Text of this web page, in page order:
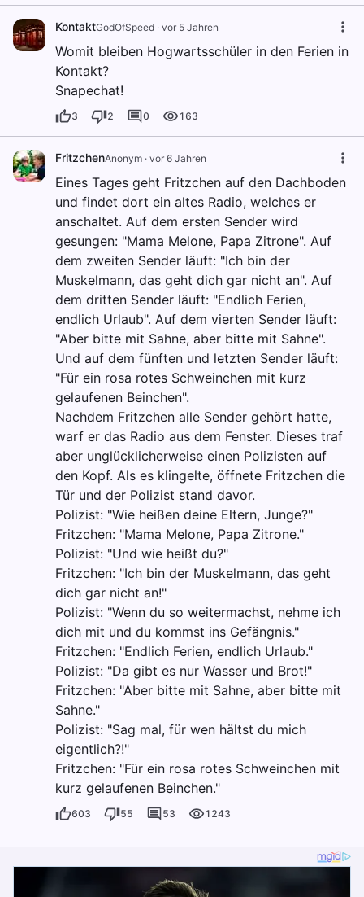
KontaktGodOfSpeed · vor 5 Jahren
Womit bleiben Hogwartsschüler in den Ferien in
Kontakt?
Snapechat!
3 2 0 163
FritzchenAnonym · vor 6 Jahren
Eines Tages geht Fritzchen auf den Dachboden
und findet dort ein altes Radio, welches er
anschaltet. Auf dem ersten Sender wird
gesungen: "Mama Melone, Papa Zitrone". Auf
dem zweiten Sender läuft: "Ich bin der
Muskelmann, das geht dich gar nicht an". Auf
dem dritten Sender läuft: "Endlich Ferien,
endlich Urlaub". Auf dem vierten Sender läuft:
"Aber bitte mit Sahne, aber bitte mit Sahne".
Und auf dem fünften und letzten Sender läuft:
"Für ein rosa rotes Schweinchen mit kurz
gelaufenen Beinchen".
Nachdem Fritzchen alle Sender gehört hatte,
warf er das Radio aus dem Fenster. Dieses traf
aber unglücklicherweise einen Polizisten auf
den Kopf. Als es klingelte, öffnete Fritzchen die
Tür und der Polizist stand davor.
Polizist: "Wie heißen deine Eltern, Junge?"
Fritzchen: "Mama Melone, Papa Zitrone."
Polizist: "Und wie heißt du?"
Fritzchen: "Ich bin der Muskelmann, das geht
dich gar nicht an!"
Polizist: "Wenn du so weitermachst, nehme ich
dich mit und du kommst ins Gefängnis."
Fritzchen: "Endlich Ferien, endlich Urlaub."
Polizist: "Da gibt es nur Wasser und Brot!"
Fritzchen: "Aber bitte mit Sahne, aber bitte mit
Sahne."
Polizist: "Sag mal, für wen hältst du mich
eigentlich?!"
Fritzchen: "Für ein rosa rotes Schweinchen mit
kurz gelaufenen Beinchen."
603 55 53 1243